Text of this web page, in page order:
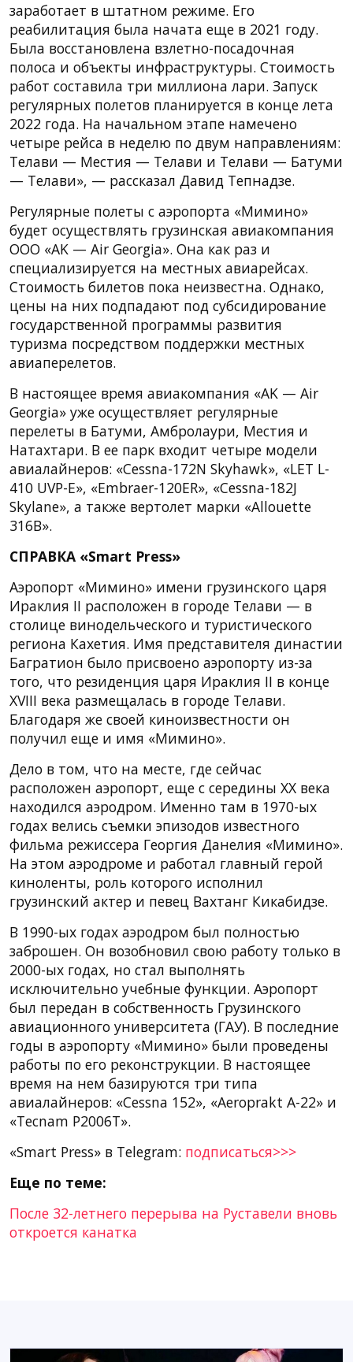
заработает в штатном режиме. Его
реабилитация была начата еще в 2021 году.
Была восстановлена взлетно-посадочная
полоса и объекты инфраструктуры. Стоимость
работ составила три миллиона лари. Запуск
регулярных полетов планируется в конце лета
2022 года. На начальном этапе намечено
четыре рейса в неделю по двум направлениям:
Телави — Местия — Телави и Телави — Батуми
— Телави», — рассказал Давид Тепнадзе.
Регулярные полеты с аэропорта «Мимино»
будет осуществлять грузинская авиакомпания
ООО «AK — Air Georgia». Она как раз и
специализируется на местных авиарейсах.
Стоимость билетов пока неизвестна. Однако,
цены на них подпадают под субсидирование
государственной программы развития
туризма посредством поддержки местных
авиаперелетов.
В настоящее время авиакомпания «AK — Air
Georgia» уже осуществляет регулярные
перелеты в Батуми, Амбролаури, Местия и
Натахтари. В ее парк входит четыре модели
авиалайнеров: «Cessna-172N Skyhawk», «LET L-
410 UVP-E», «Embraer-120ER», «Cessna-182J
Skylane», а также вертолет марки «Allouette
316B».
СПРАВКА «Smart Press»
Аэропорт «Мимино» имени грузинского царя
Ираклия II расположен в городе Телави — в
столице винодельческого и туристического
региона Кахетия. Имя представителя династии
Багратион было присвоено аэропорту из-за
того, что резиденция царя Ираклия II в конце
XVIII века размещалась в городе Телави.
Благодаря же своей киноизвестности он
получил еще и имя «Мимино».
Дело в том, что на месте, где сейчас
расположен аэропорт, еще с середины ХХ века
находился аэродром. Именно там в 1970-ых
годах велись съемки эпизодов известного
фильма режиссера Георгия Данелия «Мимино».
На этом аэродроме и работал главный герой
киноленты, роль которого исполнил
грузинский актер и певец Вахтанг Кикабидзе.
В 1990-ых годах аэродром был полностью
заброшен. Он возобновил свою работу только в
2000-ых годах, но стал выполнять
исключительно учебные функции. Аэропорт
был передан в собственность Грузинского
авиационного университета (ГАУ). В последние
годы в аэропорту «Мимино» были проведены
работы по его реконструкции. В настоящее
время на нем базируются три типа
авиалайнеров: «Cessna 152», «Aeroprakt A-22» и
«Tecnam P2006T».
«Smart Press» в Telegram: подписаться>>>
Еще по теме:
После 32-летнего перерыва на Руставели вновь
откроется канатка